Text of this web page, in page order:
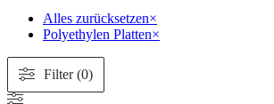
Alles zurücksetzen×
Polyethylen Platten×
Filter (0)